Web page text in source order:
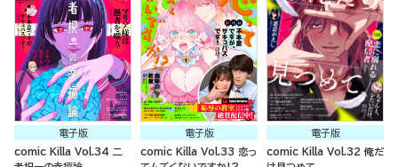
電子版
comic Killa Vol.34 二
電子版
comic Killa Vol.33 恋っ
電子版
comic Killa Vol.32 俺だ